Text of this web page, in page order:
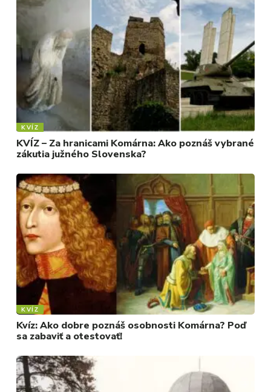
KVÍZ
KVÍZ – Za hranicami Komárna: Ako poznáš vybrané
zákutia južného Slovenska?
KVÍZ
Kvíz: Ako dobre poznáš osobnosti Komárna? Poď
sa zabaviť a otestovať!